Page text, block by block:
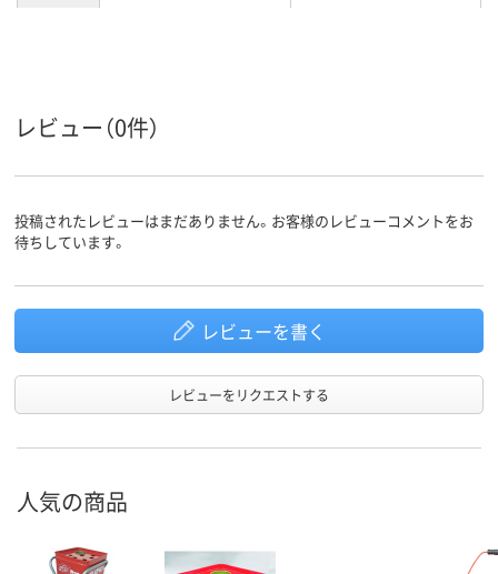
レビュー（0件）
投稿されたレビューはまだありません。お客様のレビューコメントをお
待ちしています。
レビューを書く
レビューをリクエストする
人気の商品